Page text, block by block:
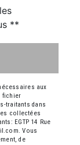
**
aux
fichier
traitants dans
collectées
EGTP 14 Rue
Vous
de